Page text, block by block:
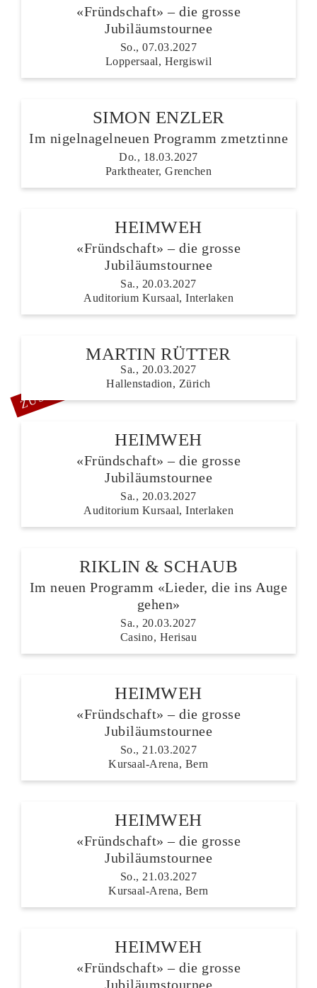
«Fründschaft» – die grosse
Jubiläumstournee
So., 07.03.2027
Loppersaal, Hergiswil
SIMON ENZLER
Im nigelnagelneuen Programm zmetztinne
Do., 18.03.2027
Parktheater, Grenchen
HEIMWEH
«Fründschaft» – die grosse
Jubiläumstournee
Sa., 20.03.2027
Auditorium Kursaal, Interlaken
ZUSATZSHOW
MARTIN RÜTTER
Sa., 20.03.2027
Hallenstadion, Zürich
HEIMWEH
«Fründschaft» – die grosse
Jubiläumstournee
Sa., 20.03.2027
Auditorium Kursaal, Interlaken
RIKLIN & SCHAUB
Im neuen Programm «Lieder, die ins Auge
gehen»
Sa., 20.03.2027
Casino, Herisau
HEIMWEH
«Fründschaft» – die grosse
Jubiläumstournee
So., 21.03.2027
Kursaal-Arena, Bern
HEIMWEH
«Fründschaft» – die grosse
Jubiläumstournee
So., 21.03.2027
Kursaal-Arena, Bern
HEIMWEH
«Fründschaft» – die grosse
Jubiläumstournee